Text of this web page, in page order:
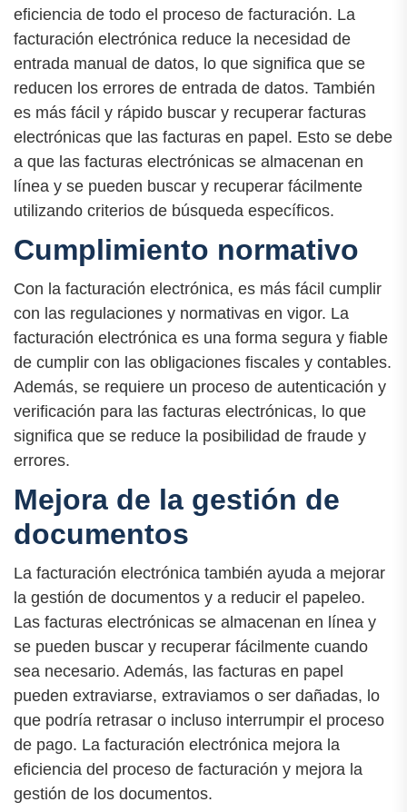
eficiencia de todo el proceso de facturación. La
facturación electrónica reduce la necesidad de
entrada manual de datos, lo que significa que se
reducen los errores de entrada de datos. También
es más fácil y rápido buscar y recuperar facturas
electrónicas que las facturas en papel. Esto se debe
a que las facturas electrónicas se almacenan en
línea y se pueden buscar y recuperar fácilmente
utilizando criterios de búsqueda específicos.
Cumplimiento normativo
Con la facturación electrónica, es más fácil cumplir
con las regulaciones y normativas en vigor. La
facturación electrónica es una forma segura y fiable
de cumplir con las obligaciones fiscales y contables.
Además, se requiere un proceso de autenticación y
verificación para las facturas electrónicas, lo que
significa que se reduce la posibilidad de fraude y
errores.
Mejora de la gestión de
documentos
La facturación electrónica también ayuda a mejorar
la gestión de documentos y a reducir el papeleo.
Las facturas electrónicas se almacenan en línea y
se pueden buscar y recuperar fácilmente cuando
sea necesario. Además, las facturas en papel
pueden extraviarse, extraviamos o ser dañadas, lo
que podría retrasar o incluso interrumpir el proceso
de pago. La facturación electrónica mejora la
eficiencia del proceso de facturación y mejora la
gestión de los documentos.